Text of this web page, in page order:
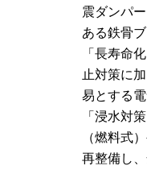
震ダンパ
ある鉄骨
「長寿命
止対策に
易とする
「浸水対
（燃料式
再整備し